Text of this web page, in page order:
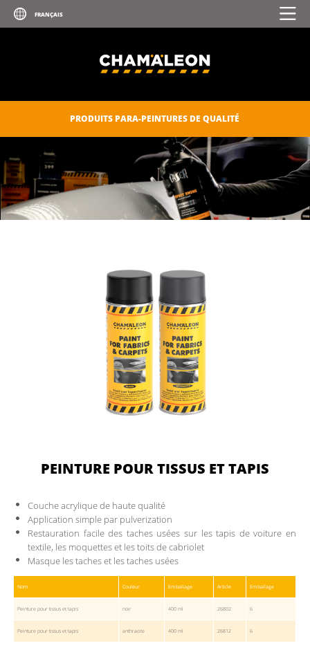
PRODUITS PARA-PEINTURES DE QUALITÉ
PEINTURE POUR TISSUS ET TAPIS
Couche acrylique de haute qualité
Application simple par pulverization
Restauration facile des taches usées sur les tapis de voiture en
textile, les moquettes et les toits de cabriolet
Masque les taches et les taches usées
Nom Couleur Emballage Article Emballage
Peinture pour tissus et tapis noir 400 ml 26802 6
Peinture pour tissus et tapis anthracite 400 ml 26812 6
TÉLÉCHARGEMENTS
DOCUMENTS POUR MEMBRES